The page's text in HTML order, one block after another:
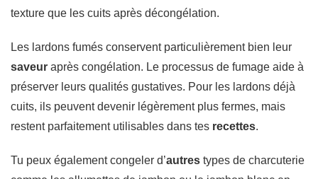
texture que les cuits après décongélation.
Les lardons fumés conservent particulièrement bien leur
saveur après congélation. Le processus de fumage aide à
préserver leurs qualités gustatives. Pour les lardons déjà
cuits, ils peuvent devenir légèrement plus fermes, mais
restent parfaitement utilisables dans tes recettes.
Tu peux également congeler d’autres types de charcuterie